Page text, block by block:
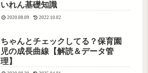
いれん基礎知識
2020.08.09 2022.10.02
ちゃんとチェックしてる？保育園
児の成長曲線【解読＆データ管
理】